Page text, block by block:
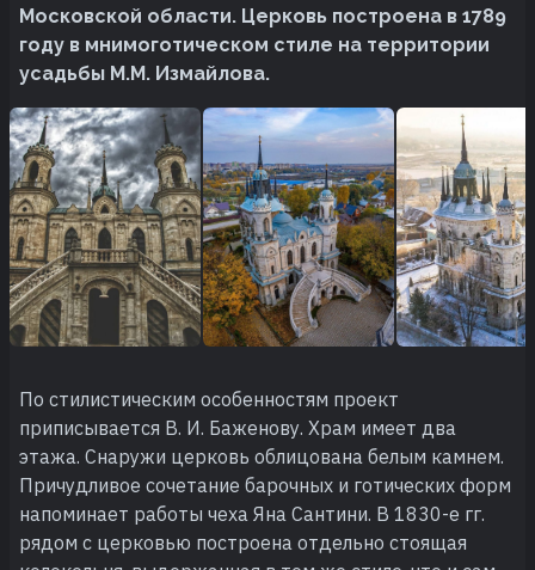
Московской области. Церковь построена в 1789
году в мнимоготическом стиле на территории
усадьбы М.М. Измайлова.
По стилистическим особенностям проект
приписывается В. И. Баженову. Храм имеет два
этажа. Снаружи церковь облицована белым камнем.
Причудливое сочетание барочных и готических форм
напоминает работы чеха Яна Сантини. В 1830-е гг.
рядом с церковью построена отдельно стоящая